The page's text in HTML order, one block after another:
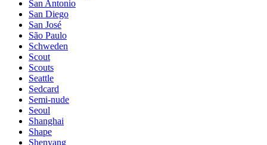
San Antonio
San Diego
San José
São Paulo
Schweden
Scout
Scouts
Seattle
Sedcard
Semi-nude
Seoul
Shanghai
Shape
Shenyang